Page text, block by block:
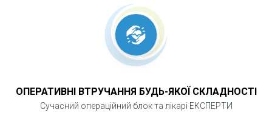
ОПЕРАТИВНІ ВТРУЧАННЯ БУДЬ-ЯКОЇ СКЛАДНОСТІ
Сучасний операційний блок та лікарі ЕКСПЕРТИ